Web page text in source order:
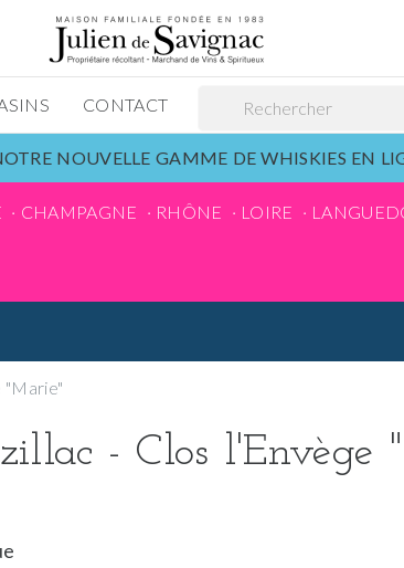
CONTACT
NOUVELLE GAMME DE WHISKIES EN
CHAMPAGNE RHÔNE LOIRE
"Marie"
- Clos l'Envège